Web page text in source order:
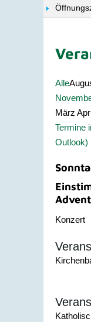
Alle
März
Termine
Outlook)
Konzert